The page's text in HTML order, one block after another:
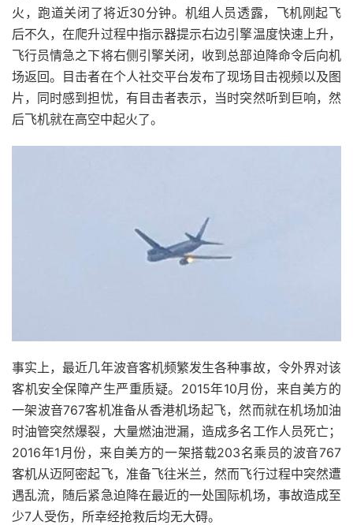
火，跑道关闭了将近30分钟。机组人员透露，飞机刚起飞
后不久，在爬升过程中指示器提示右边引擎温度快速上升，
飞行员情急之下将右侧引擎关闭，收到总部迫降命令后向机
场返回。目击者在个人社交平台发布了现场目击视频以及图
片，同时感到担忧，有目击者表示，当时突然听到巨响，然
后飞机就在高空中起火了。
事实上，最近几年波音客机频繁发生各种事故，令外界对该
客机安全保障产生严重质疑。2015年10月份，来自美方的
一架波音767客机准备从香港机场起飞，然而就在机场加油
时油管突然爆裂，大量燃油泄漏，造成多名工作人员死亡；
2016年1月份，来自美方的一架搭载203名乘员的波音767
客机从迈阿密起飞，准备飞往米兰，然而飞行过程中突然遭
遇乱流，随后紧急迫降在最近的一处国际机场，事故造成至
少7人受伤，所幸经抢救后均无大碍。